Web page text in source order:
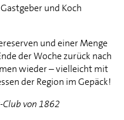
und Koch
und einer Menge
der Woche zurück nach
wieder – vielleicht mit
der Region im Gepäck!
Club von 1862